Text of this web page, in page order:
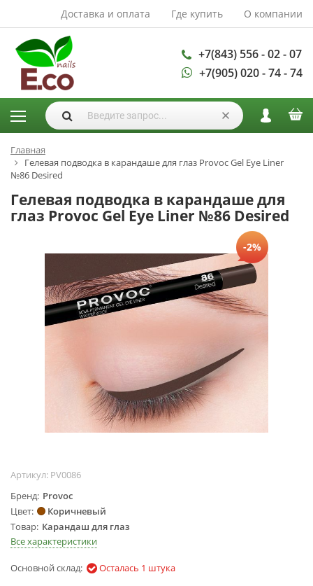
Доставка и оплата Где купить О компании
+7(843) 556 - 02 - 07
+7(905) 020 - 74 - 74
АКСЕССУАРЫ И
РАСХОДНЫЕ
МАТЕРИАЛЫ
Аксессуары
Запасные
лампы
Кисти
Одноразовая
продукция
ГЕЛЬ ЛАКИ
моделирования
Дизайн ногтей
Жидкости для
Цветные гель-
ОБОРУДОВАНИЕ
маникюра и
педикюра
Инструменты
Лампа-лупа
Лампы
Пылесосы
Главная
Гелевая подводка в карандаше для глаз Provoc Gel Eye Liner
№86 Desired
Гелевая подводка в карандаше для
глаз Provoc Gel Eye Liner №86 Desired
-2%
Артикул: PV0086
Бренд Provoc
Цвет
Коричневый
Товар Карандаш для глаз
Все характеристики
Основной склад: Осталась 1 штука